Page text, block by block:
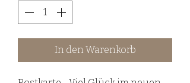
In den Warenkorb